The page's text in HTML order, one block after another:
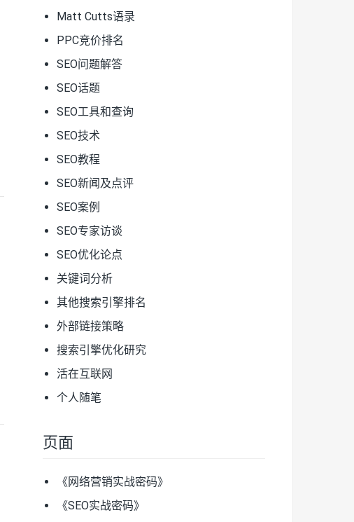
Matt Cutts语录
PPC竞价排名
SEO问题解答
SEO话题
SEO工具和查询
SEO技术
SEO教程
SEO新闻及点评
SEO案例
SEO专家访谈
SEO优化论点
关键词分析
其他搜索引擎排名
外部链接策略
搜索引擎优化研究
活在互联网
个人随笔
页面
《网络营销实战密码》
《SEO实战密码》